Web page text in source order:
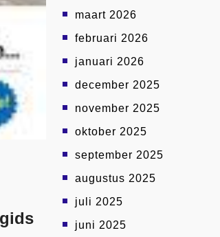
maart 2026
februari 2026
januari 2026
december 2025
november 2025
oktober 2025
september 2025
augustus 2025
juli 2025
juni 2025